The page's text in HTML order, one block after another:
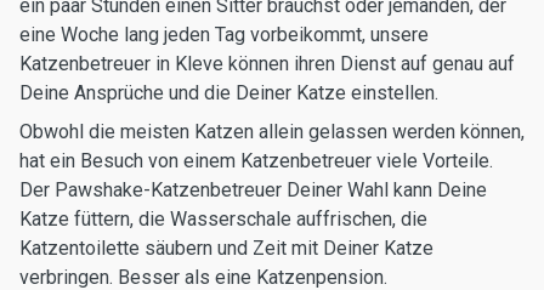
ein paar Stunden einen Sitter brauchst oder jemanden, der
eine Woche lang jeden Tag vorbeikommt, unsere
Katzenbetreuer in Kleve können ihren Dienst auf genau auf
Deine Ansprüche und die Deiner Katze einstellen.
Obwohl die meisten Katzen allein gelassen werden können,
hat ein Besuch von einem Katzenbetreuer viele Vorteile.
Der Pawshake-Katzenbetreuer Deiner Wahl kann Deine
Katze füttern, die Wasserschale auffrischen, die
Katzentoilette säubern und Zeit mit Deiner Katze
verbringen. Besser als eine Katzenpension.